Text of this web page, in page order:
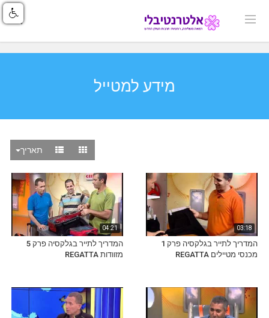
מידע למטייל
תאריך
03:18
המדריך לתייר בגלקסיה פרק 1
מכנסי מטיילים REGATTA
04:21
המדריך לתייר בגלקסיה פרק 5
מזוודות REGATTA